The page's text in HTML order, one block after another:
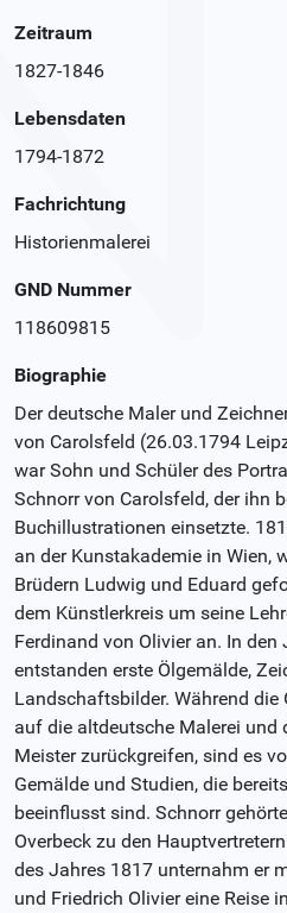
Zeitraum
1827-1846
Lebensdaten
1794-1872
Fachrichtung
Historienmalerei
GND Nummer
118609815
Biographie
Der deutsche Maler und
von Carolsfeld (26.03.1794
war Sohn und Schüler des
Schnorr von Carolsfeld, der ihn
Buchillustrationen einsetzte.
an der Kunstakademie in Wien,
Brüdern Ludwig und Eduard
dem Künstlerkreis um seine
Ferdinand von Olivier an. In
entstanden erste Ölgemälde,
Landschaftsbilder. Während
auf die altdeutsche Malerei und
Meister zurückgreifen, sind es
Gemälde und Studien, die
beeinflusst sind. Schnorr
Overbeck zu den
des Jahres 1817 unternahm er
und Friedrich Olivier eine Reise